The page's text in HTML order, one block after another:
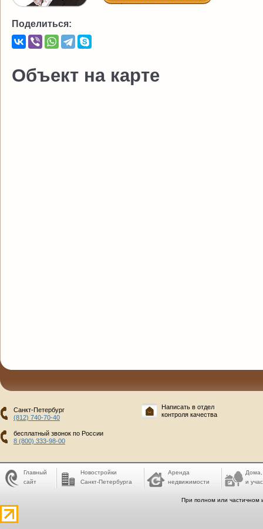
Поделиться:
Объект на карте
Санкт-Петербург
(812) 740-70-40
бесплатный звонок по России
8 (800) 333-98-00
Написать в отдел
контроля качества
Главный
сайт
Новостройки
Санкт-Петербурга
Аренда
недвижимости
Дома,
и
При полном или частичном